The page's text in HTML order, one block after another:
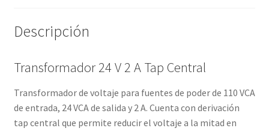
Política de privacidad
Shop
Soporte
Descripción
Transformador 24 V 2 A Tap Central
Transformador de voltaje para fuentes de poder de 110 VCA
de entrada, 24 VCA de salida y 2 A. Cuenta con derivación
tap central que permite reducir el voltaje a la mitad en